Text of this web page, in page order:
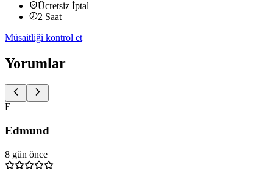
Ücretsiz İptal
2 Saat
Müsaitliği kontrol et
Yorumlar
E
Edmund
8 gün önce